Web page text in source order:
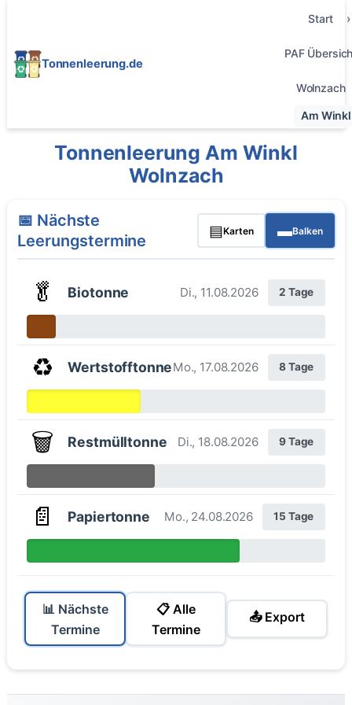
Tonnenleerung.de
Start
PAF
Wolnzach
Am Winkl
Tonnenleerung Am Winkl
Wolnzach
📅 Nächste
Leerungstermine
▤Karten ▬Balken
🥬 Biotonne Di., 11.08.2026 2 Tage
♻️ WertstofftonneMo., 17.08.2026 8 Tage
🗑️ Restmülltonne Di., 18.08.2026 9 Tage
📄 Papiertonne Mo., 24.08.2026 15 Tage
📊 Nächste
Termine
📋 Alle
Termine
📤 Export